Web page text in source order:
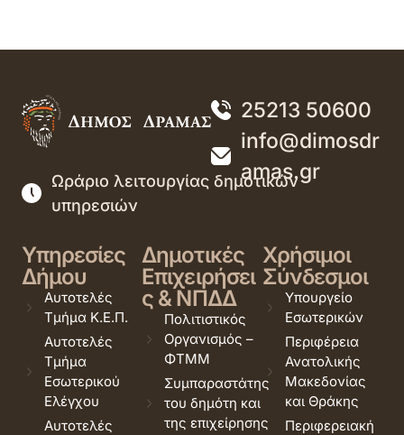
25213 50600
info@dimosdr
amas.gr
Ωράριο λειτουργίας δημοτικών
υπηρεσιών
Υπηρεσίες
Δήμου
Αυτοτελές
Τμήμα Κ.Ε.Π.
Αυτοτελές
Τμήμα
Εσωτερικού
Ελέγχου
Αυτοτελές
Δημοτικές
Επιχειρήσει
ς & ΝΠΔΔ
Πολιτιστικός
Οργανισμός –
ΦΤΜΜ
Συμπαραστάτης
του δημότη και
της επιχείρησης
Χρήσιμοι
Σύνδεσμοι
Υπουργείο
Εσωτερικών
Περιφέρεια
Ανατολικής
Μακεδονίας
και Θράκης
Περιφερειακή